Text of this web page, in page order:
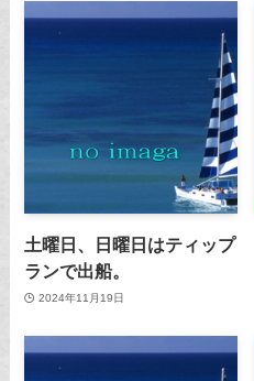
土曜日、日曜日はティップ
ランで出船。
2024年11月19日